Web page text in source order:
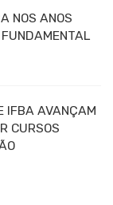
NOS ANOS
IFBA AVANÇAM
CURSOS